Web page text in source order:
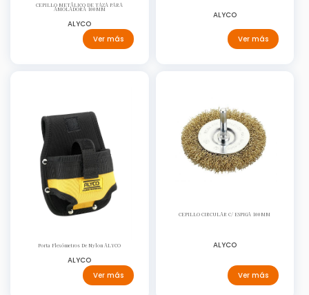
CEPILLO METÁLICO DE TAZA PARA
AMOLADORA 100MM
ALYCO
Ver más
ALYCO
Ver más
Porta Flexómetros De Nylon ALYCO
ALYCO
Ver más
CEPILLO CIRCULAR C/ ESPIGA 100MM
ALYCO
Ver más